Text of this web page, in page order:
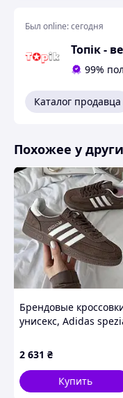
Был online:сегодня
Топік -
99%
Каталог продавца
Похожее у
Брендовые
унисекс, Adidas
2 631 ₴
Купить